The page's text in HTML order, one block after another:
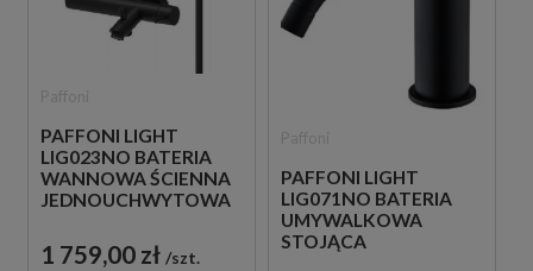
PAFFONI LIGHT
LIG023NO BATERIA
WANNOWA ŚCIENNA
JEDNOUCHWYTOWA
1 759,00 zł szt.
PAFFONI LIGHT
LIG071NO BATERIA
UMYWALKOWA
STOJĄCA